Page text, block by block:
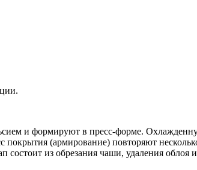
и формируют в пресс-форме.
(армирование) повторяют
состоит из обрезания чаши, удаления